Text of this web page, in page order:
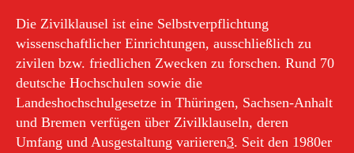
Die Zivilklausel ist eine Selbstverpflichtung
wissenschaftlicher Einrichtungen, ausschließlich zu
zivilen bzw. friedlichen Zwecken zu forschen. Rund 70
deutsche Hochschulen sowie die
Landeshochschulgesetze in Thüringen, Sachsen-Anhalt
und Bremen verfügen über Zivilklauseln, deren
Umfang und Ausgestaltung variieren3. Seit den 1980er